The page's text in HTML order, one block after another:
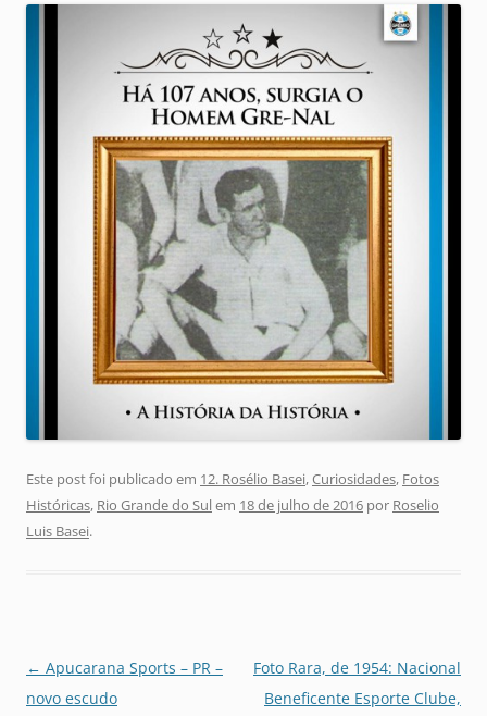
Este post foi publicado em 12. Rosélio Basei,Curiosidades, Fotos
Históricas, Rio Grande do Sulem 18 de julho de 2016 por Roselio
Luis Basei.
Navegação
de
← Apucarana Sports – PR –
novo escudo
Foto Rara, de 1954: Nacional
Beneficente Esporte Clube,